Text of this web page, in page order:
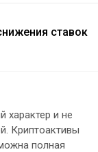
ставок
характер и не
Криптоактивы
полная